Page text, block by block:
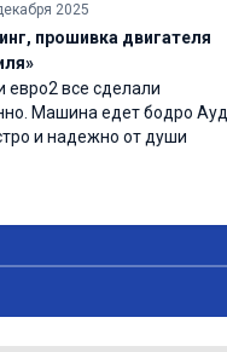
2025
прошивка двигателя
евро2 все сделали
Машина едет бодро
и надежно от души